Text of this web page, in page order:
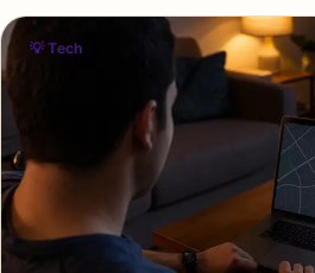
💡 Tech